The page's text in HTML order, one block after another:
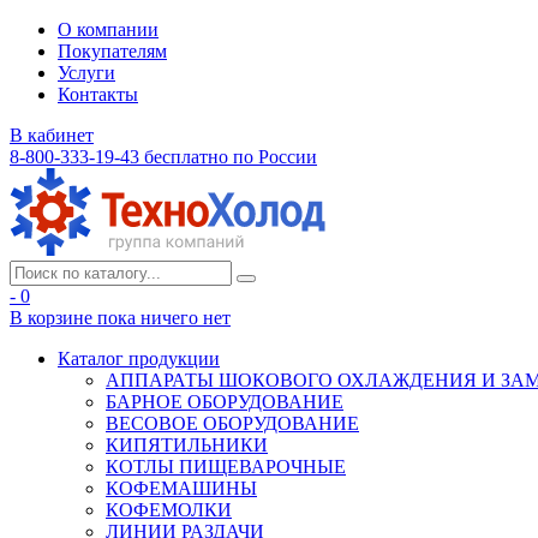
О компании
Покупателям
Услуги
Контакты
В кабинет
8-800-333-19-43 бесплатно по России
- 0
В корзине пока ничего нет
Каталог продукции
АППАРАТЫ ШОКОВОГО ОХЛАЖДЕНИЯ И
БАРНОЕ ОБОРУДОВАНИЕ
ВЕСОВОЕ ОБОРУДОВАНИЕ
КИПЯТИЛЬНИКИ
КОТЛЫ ПИЩЕВАРОЧНЫЕ
КОФЕМАШИНЫ
КОФЕМОЛКИ
ЛИНИИ РАЗДАЧИ